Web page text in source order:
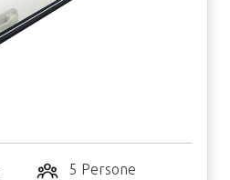
5 Persone